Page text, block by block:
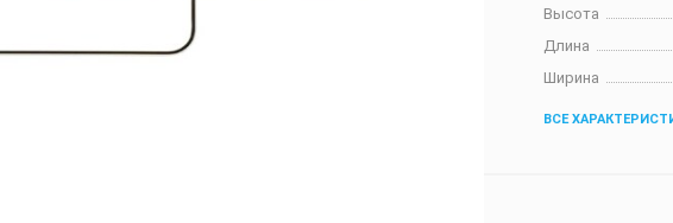
Высота
Длина
Ширина
ВСЕ